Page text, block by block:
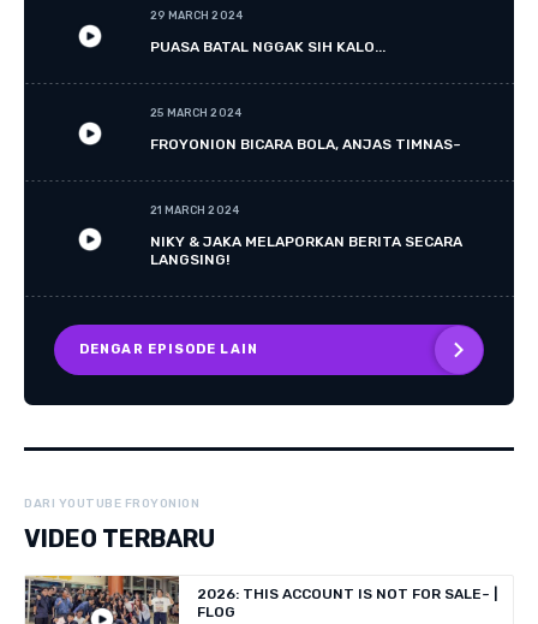
29 MARCH 2024
PUASA BATAL NGGAK SIH KALO...
25 MARCH 2024
FROYONION BICARA BOLA, ANJAS TIMNAS~
21 MARCH 2024
NIKY & JAKA MELAPORKAN BERITA SECARA
LANGSING!
DENGAR EPISODE LAIN
DARI YOUTUBE FROYONION
VIDEO TERBARU
2026: THIS ACCOUNT IS NOT FOR SALE~ |
FLOG